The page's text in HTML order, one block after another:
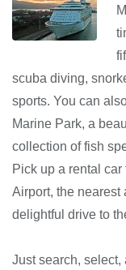
scuba diving,
sports. You can
Marine Park, a
collection of fish
Pick up a rental
Airport, the nearest
delightful drive to
Just search,